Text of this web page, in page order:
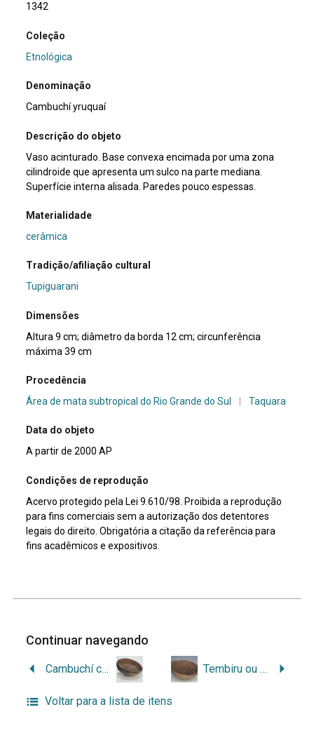
1342
Coleção
Etnológica
Denominação
Cambuchí yruquaí
Descrição do objeto
Vaso acinturado. Base convexa encimada por uma zona
cilindroide que apresenta um sulco na parte mediana.
Superfície interna alisada. Paredes pouco espessas.
Materialidade
cerâmica
Tradição/afiliação cultural
Tupiguarani
Dimensões
Altura 9 cm; diâmetro da borda 12 cm; circunferência
máxima 39 cm
Procedência
Área de mata subtropical do Rio Grande do Sul
Taquara
Data do objeto
A partir de 2000 AP
Condições de reprodução
Acervo protegido pela Lei 9.610/98. Proibida a reprodução
para fins comerciais sem a autorização dos detentores
legais do direito. Obrigatória a citação da referência para
fins acadêmicos e expositivos.
Continuar navegando
Cambuchí caguaba Tembiru ou naembé
Voltar para a lista de itens